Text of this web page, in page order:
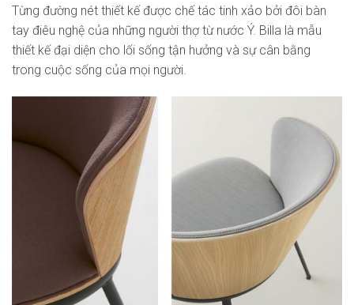
Từng đường nét thiết kế được chế tác tinh xảo bởi đôi bàn
tay điêu nghệ của những người thợ từ nước Ý. Billa là mẫu
thiết kế đại diện cho lối sống tận hưởng và sự cân bằng
trong cuộc sống của mọi người.